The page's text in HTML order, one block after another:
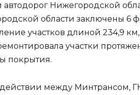
Нижегородской
области заключены 6
участков длиной 234,9
участки
покрытия.
между Минтрансом,